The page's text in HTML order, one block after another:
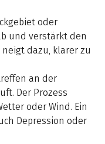
oder
und verstärkt den
neigt dazu, klarer zu
an der
Der Prozess
oder Wind. Ein
Depression oder